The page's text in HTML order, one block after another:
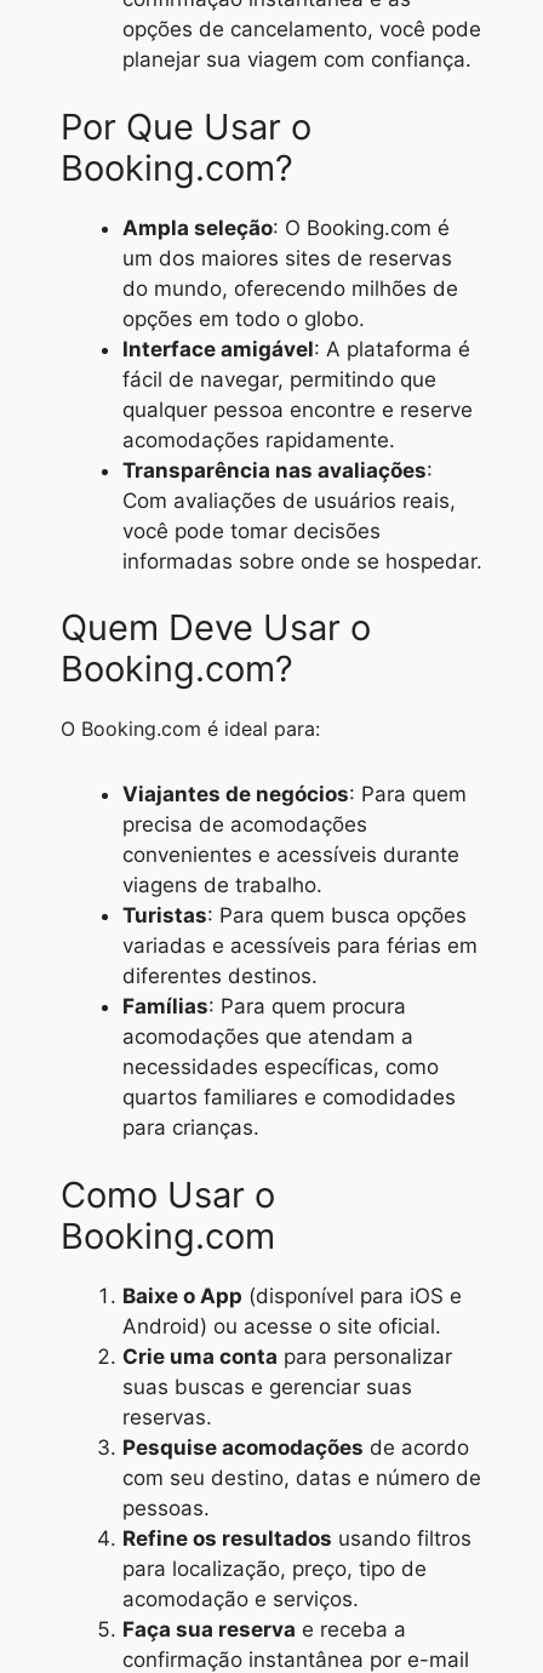
opções de cancelamento, você pode
planejar sua viagem com confiança.
Por Que Usar o
Booking.com?
Ampla seleção: O Booking.com é
um dos maiores sites de reservas
do mundo, oferecendo milhões de
opções em todo o globo.
Interface amigável: A plataforma é
fácil de navegar, permitindo que
qualquer pessoa encontre e reserve
acomodações rapidamente.
Transparência nas avaliações:
Com avaliações de usuários reais,
você pode tomar decisões
informadas sobre onde se hospedar.
Quem Deve Usar o
Booking.com?
O Booking.com é ideal para:
Viajantes de negócios: Para quem
precisa de acomodações
convenientes e acessíveis durante
viagens de trabalho.
Turistas: Para quem busca opções
variadas e acessíveis para férias em
diferentes destinos.
Famílias: Para quem procura
acomodações que atendam a
necessidades específicas, como
quartos familiares e comodidades
para crianças.
Como Usar o
Booking.com
Baixe o App (disponível para iOS e
Android) ou acesse o site oficial.
Crie uma conta para personalizar
suas buscas e gerenciar suas
reservas.
Pesquise acomodações de acordo
com seu destino, datas e número de
pessoas.
Refine os resultados usando filtros
para localização, preço, tipo de
acomodação e serviços.
Faça sua reserva e receba a
confirmação instantânea por e-mail